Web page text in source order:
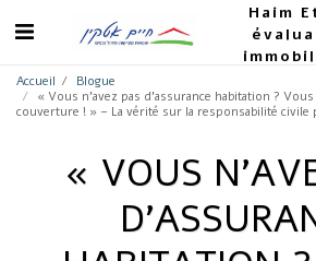
Haim
Accueil
Blogue
« Vous n'avez pas d'assurance habitation ? Vous
couverture ! » – La vérité sur la responsabilité civile
« VOUS